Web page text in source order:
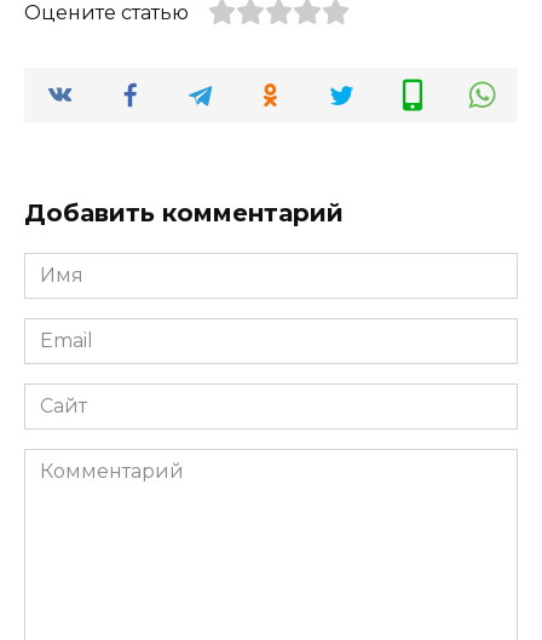
Оцените статью
Добавить комментарий
Имя
*
Email
*
Сайт
Комментарий